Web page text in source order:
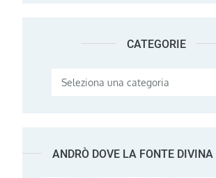
CATEGORIE
Categorie
ANDRÒ DOVE LA FONTE